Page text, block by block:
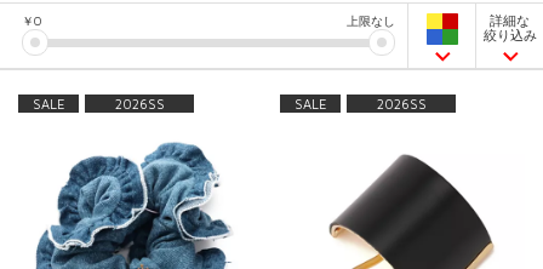
￥0 上限なし
詳細な
絞り込み
SALE 2026SS SALE 2026SS